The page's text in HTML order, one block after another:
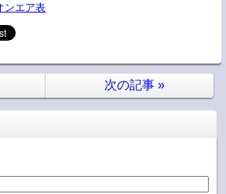
ンエア表
次の記事 »